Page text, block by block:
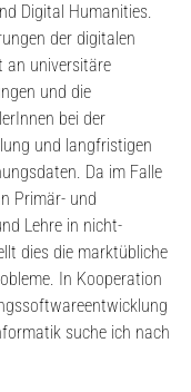
Digital Humanities.
der digitalen
an universitäre
und die
bei der
und langfristigen
Da im Falle
Primär- und
Lehre in nicht-
dies die marktübliche
In Kooperation
suche ich nach